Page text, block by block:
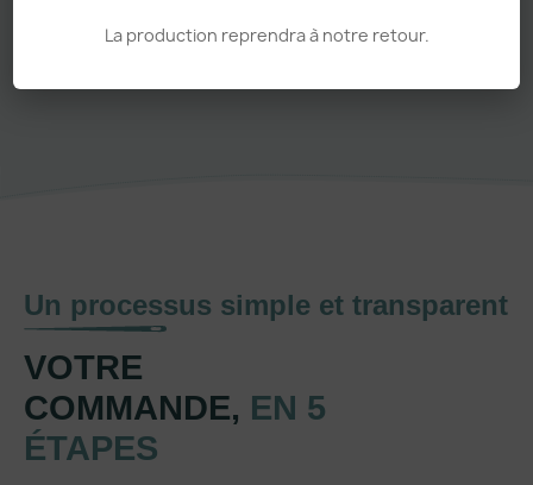
La production reprendra à notre retour.
Un processus simple et transparent
VOTRE
COMMANDE, EN 5
ÉTAPES